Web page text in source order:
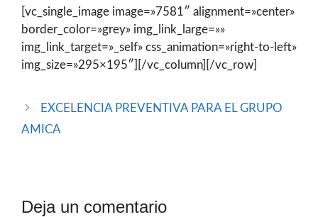
[vc_single_image image=»7581″ alignment=»center»
border_color=»grey» img_link_large=»»
img_link_target=»_self» css_animation=»right-to-left»
img_size=»295×195″][/vc_column][/vc_row]
EXCELENCIA PREVENTIVA PARA EL GRUPO
AMICA
Deja un comentario